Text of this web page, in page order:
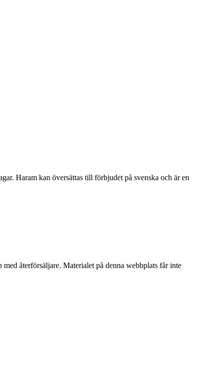
Haram kan översättas till förbjudet på svenska och är en
återförsäljare. Materialet på denna webbplats får inte